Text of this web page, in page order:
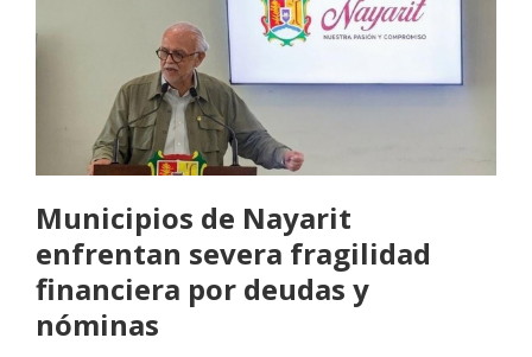
Municipios de Nayarit
enfrentan severa fragilidad
financiera por deudas y
nóminas